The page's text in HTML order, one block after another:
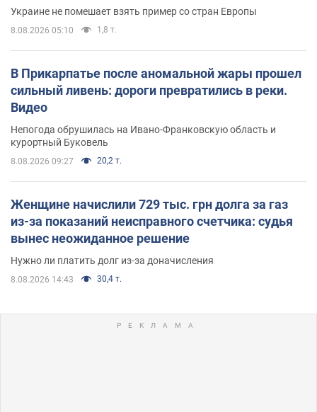
Украине не помешает взять пример со стран Европы
8.08.2026 05:10 1,8 т.
В Прикарпатье после аномальной жары прошел
сильный ливень: дороги превратились в реки.
Видео
Непогода обрушилась на Ивано-Франковскую область и
курортный Буковель
8.08.2026 09:27 20,2 т.
Женщине начислили 729 тыс. грн долга за газ
из-за показаний неисправного счетчика: судья
вынес неожиданное решение
Нужно ли платить долг из-за доначисления
8.08.2026 14:43 30,4 т.